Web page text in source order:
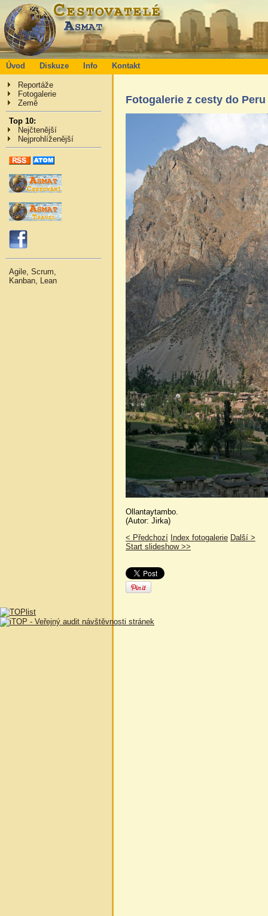
Úvod Diskuze Info Kontakt
Reportáže
Fotogalerie
Země
Top 10:
Nejčtenější
Nejprohlíženější
Agile, Scrum,
Kanban, Lean
Fotogalerie z cesty do Peru
Ollantaytambo.
(Autor: Jirka)
< Předchozí Index fotogalerie Další >
Start slideshow >>